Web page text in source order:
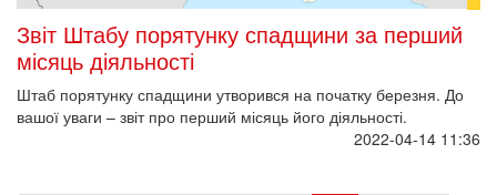
Звіт Штабу порятунку спадщини за перший
місяць діяльності
Штаб порятунку спадщини утворився на початку березня. До
вашої уваги – звіт про перший місяць його діяльності.
2022-04-14 11:36